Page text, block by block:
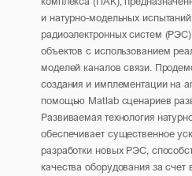
и натурно-модельных
радиоэлектронных систем
объектов с использованием
моделей каналов связи.
создания и имплементации на
помощью Matlab сценариев
Развиваемая технология
обеспечивает существенное
разработки новых РЭС,
качества оборудования за